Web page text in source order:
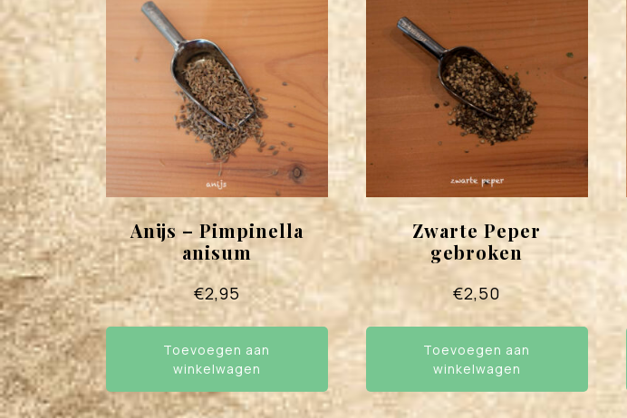
Anijs – Pimpinella
anisum
€2,95
Toevoegen aan
winkelwagen
Zwarte Peper
gebroken
€2,50
Toevoegen aan
winkelwagen